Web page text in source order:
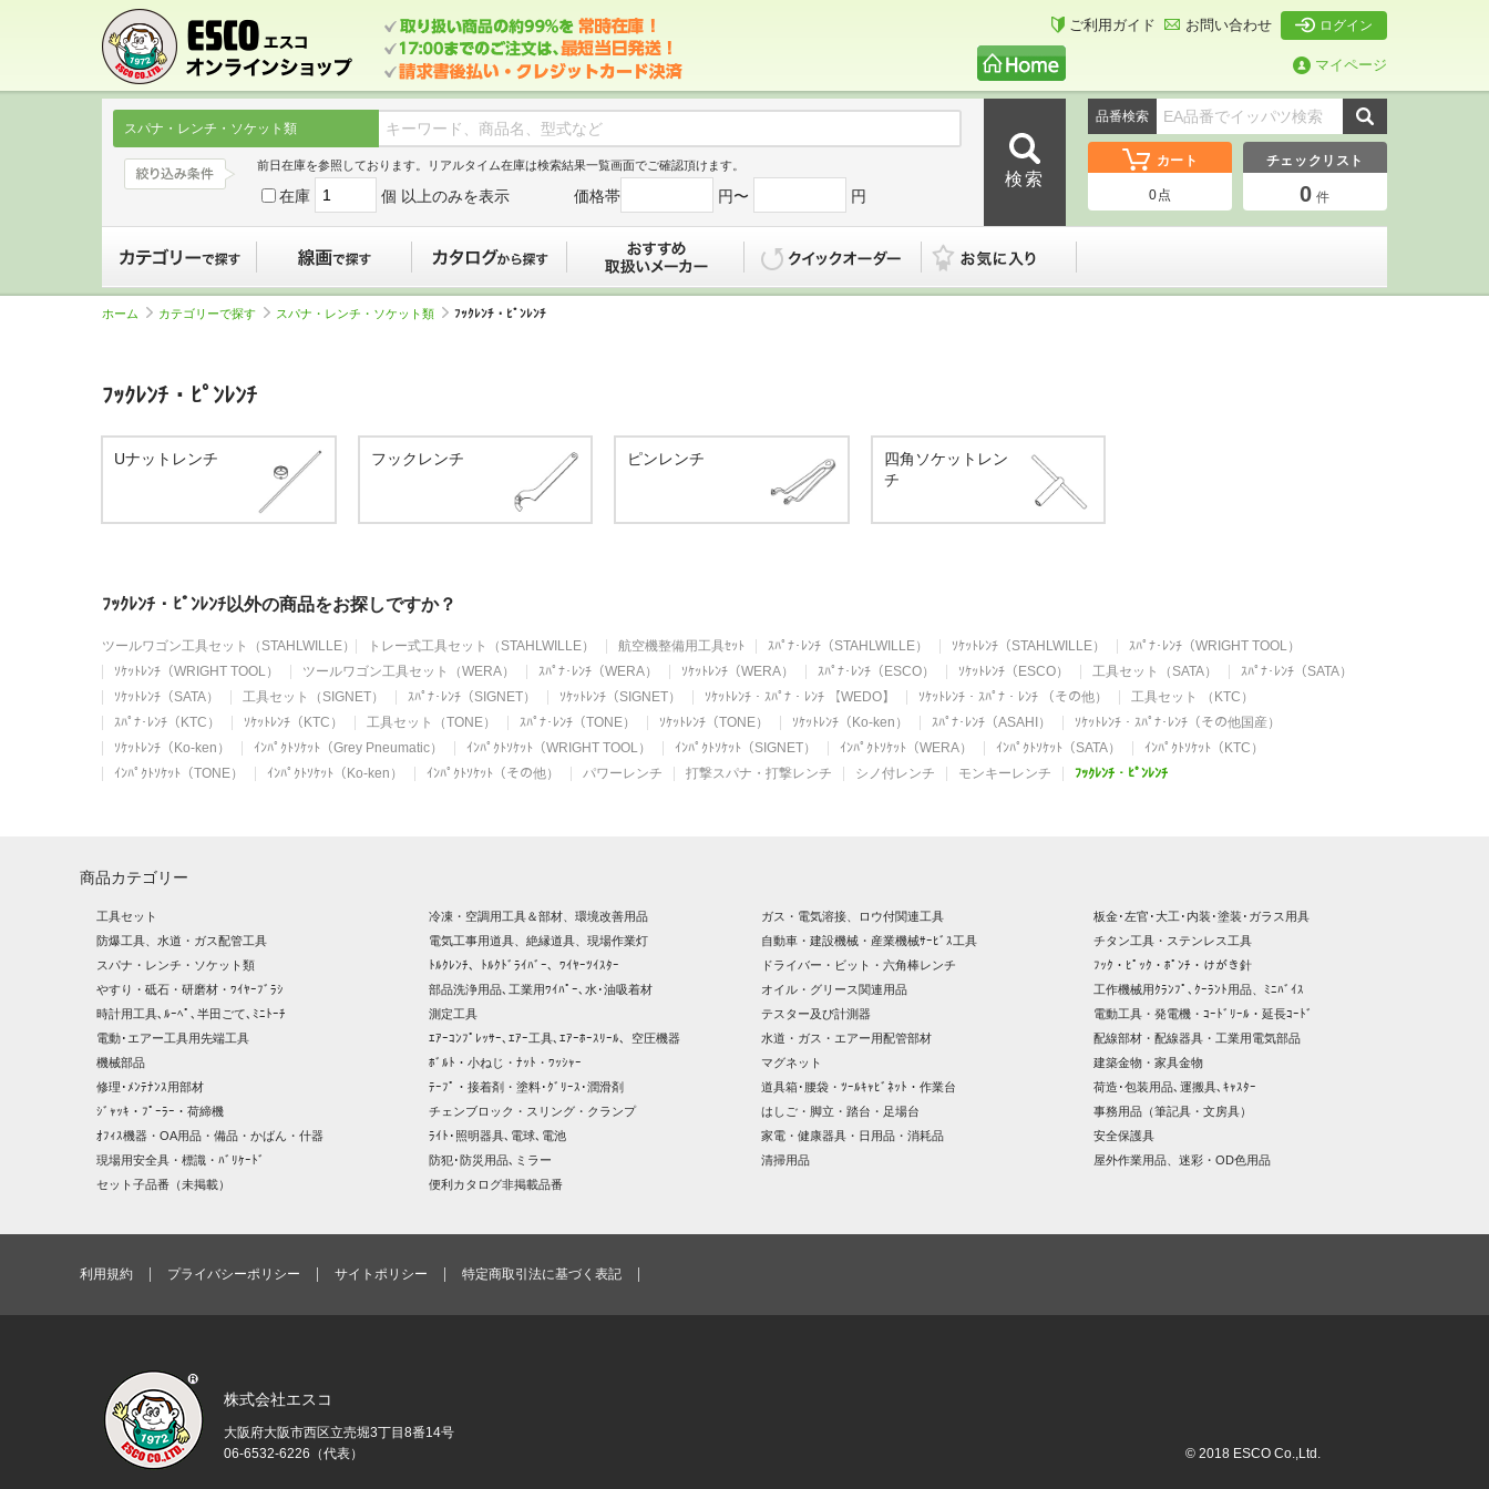
ご利用ガイド お問い合わせ ログイン
マイページ
スパナ・レンチ・ソケット類
前日在庫を参照しております。リアルタイム在庫は検索結果一覧画面でご確認頂けます。
在庫 個 以上のみを表示 価格帯 円〜 円
品番検索
カート
0点
チェックリスト
0 件
ホーム カテゴリーで探す スパナ・レンチ・ソケット類 ﾌｯｸﾚﾝﾁ・ﾋﾟﾝﾚﾝﾁ
ﾌｯｸﾚﾝﾁ・ﾋﾟﾝﾚﾝﾁ
Uナットレンチ フックレンチ ピンレンチ
四角ソケットレン
チ
ﾌｯｸﾚﾝﾁ・ﾋﾟﾝﾚﾝﾁ以外の商品をお探しですか？
ツールワゴン工具セット（STAHLWILLE） トレー式工具セット（STAHLWILLE） 航空機整備用工具ｾｯﾄ ｽﾊﾟﾅ･ﾚﾝﾁ（STAHLWILLE） ｿｹｯﾄﾚﾝﾁ（STAHLWILLE）
ｽﾊﾟﾅ･ﾚﾝﾁ（WRIGHT TOOL）
ｿｹｯﾄﾚﾝﾁ（WRIGHT TOOL）
ツールワゴン工具セット（WERA） ｽﾊﾟﾅ･ﾚﾝﾁ（WERA） ｿｹｯﾄﾚﾝﾁ（WERA） ｽﾊﾟﾅ･ﾚﾝﾁ（ESCO） ｿｹｯﾄﾚﾝﾁ（ESCO） 工具セット（SATA）
ｽﾊﾟﾅ･ﾚﾝﾁ（SATA）
ｿｹｯﾄﾚﾝﾁ（SATA）
工具セット（SIGNET） ｽﾊﾟﾅ･ﾚﾝﾁ（SIGNET） ｿｹｯﾄﾚﾝﾁ（SIGNET） ｿｹｯﾄﾚﾝﾁ・ｽﾊﾟﾅ・ﾚﾝﾁ 【WEDO】 ｿｹｯﾄﾚﾝﾁ・ｽﾊﾟﾅ・ﾚﾝﾁ （その他）
工具セット （KTC）
ｽﾊﾟﾅ･ﾚﾝﾁ（KTC）
ｿｹｯﾄﾚﾝﾁ（KTC） 工具セット（TONE） ｽﾊﾟﾅ･ﾚﾝﾁ（TONE） ｿｹｯﾄﾚﾝﾁ（TONE） ｿｹｯﾄﾚﾝﾁ（Ko-ken） ｽﾊﾟﾅ･ﾚﾝﾁ（ASAHI）
ｿｹｯﾄﾚﾝﾁ・ｽﾊﾟﾅ･ﾚﾝﾁ（その他国産）
ｿｹｯﾄﾚﾝﾁ（Ko-ken）
ｲﾝﾊﾟｸﾄｿｹｯﾄ（Grey Pneumatic） ｲﾝﾊﾟｸﾄｿｹｯﾄ（WRIGHT TOOL） ｲﾝﾊﾟｸﾄｿｹｯﾄ（SIGNET） ｲﾝﾊﾟｸﾄｿｹｯﾄ（WERA） ｲﾝﾊﾟｸﾄｿｹｯﾄ（SATA）
ｲﾝﾊﾟｸﾄｿｹｯﾄ（KTC）
ｲﾝﾊﾟｸﾄｿｹｯﾄ（TONE）
ｲﾝﾊﾟｸﾄｿｹｯﾄ（Ko-ken） ｲﾝﾊﾟｸﾄｿｹｯﾄ（その他） パワーレンチ 打撃スパナ・打撃レンチ シノ付レンチ モンキーレンチ ﾌｯｸﾚﾝﾁ・ﾋﾟﾝﾚﾝﾁ
商品カテゴリー
工具セット 冷凍・空調用工具＆部材、環境改善用品 ガス・電気溶接、ロウ付関連工具
板金･左官･大工･内装･塗装･ガラス用具
防爆工具、水道・ガス配管工具
電気工事用道具、絶縁道具、現場作業灯 自動車・建設機械・産業機械ｻｰﾋﾞｽ工具
チタン工具・ステンレス工具
スパナ・レンチ・ソケット類
ﾄﾙｸﾚﾝﾁ、ﾄﾙｸﾄﾞﾗｲﾊﾞｰ、ﾜｲﾔｰﾂｲｽﾀｰ ドライバー・ビット・六角棒レンチ
ﾌｯｸ・ﾋﾟｯｸ・ﾎﾟﾝﾁ・けがき針
やすり・砥石・研磨材・ﾜｲﾔｰﾌﾞﾗｼ
部品洗浄用品､工業用ﾜｲﾊﾟｰ､水･油吸着材 オイル・グリース関連用品
工作機械用ｸﾗﾝﾌﾟ､ｸｰﾗﾝﾄ用品、ﾐﾆﾊﾞｲｽ
時計用工具､ﾙｰﾍﾟ､半田ごて､ﾐﾆﾄｰﾁ
測定工具 テスター及び計測器
電動工具・発電機・ｺｰﾄﾞﾘｰﾙ・延長ｺｰﾄﾞ
電動･エアー工具用先端工具
ｴｱｰｺﾝﾌﾟﾚｯｻｰ､ｴｱｰ工具､ｴｱｰﾎｰｽﾘｰﾙ、空圧機器 水道・ガス・エアー用配管部材
配線部材・配線器具・工業用電気部品
機械部品
ﾎﾞﾙﾄ・小ねじ・ﾅｯﾄ・ﾜｯｼｬｰ マグネット
建築金物・家具金物
修理･ﾒﾝﾃﾅﾝｽ用部材
ﾃｰﾌﾟ・接着剤・塗料･ｸﾞﾘｰｽ･潤滑剤 道具箱･腰袋・ﾂｰﾙｷｬﾋﾞﾈｯﾄ・作業台
荷造･包装用品､運搬具､ｷｬｽﾀｰ
ｼﾞｬｯｷ・ﾌﾟｰﾗｰ・荷締機
チェンブロック・スリング・クランプ はしご・脚立・踏台・足場台
事務用品（筆記具・文房具）
ｵﾌｨｽ機器・OA用品・備品・かばん・什器
ﾗｲﾄ･照明器具､電球､電池 家電・健康器具・日用品・消耗品
安全保護具
現場用安全具・標識・ﾊﾞﾘｹｰﾄﾞ
防犯･防災用品､ミラー 清掃用品
屋外作業用品、迷彩・OD色用品
セット子品番（未掲載）
便利カタログ非掲載品番
利用規約 プライバシーポリシー サイトポリシー 特定商取引法に基づく表記
株式会社エスコ
大阪府大阪市西区立売堀3丁目8番14号
06-6532-6226（代表）
© 2018 ESCO Co.,Ltd.